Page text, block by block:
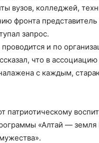
вузов, колледжей,
фронта
запрос.
и по
что в ассоциацию
с каждым,
патриотическому
«Алтай — земля